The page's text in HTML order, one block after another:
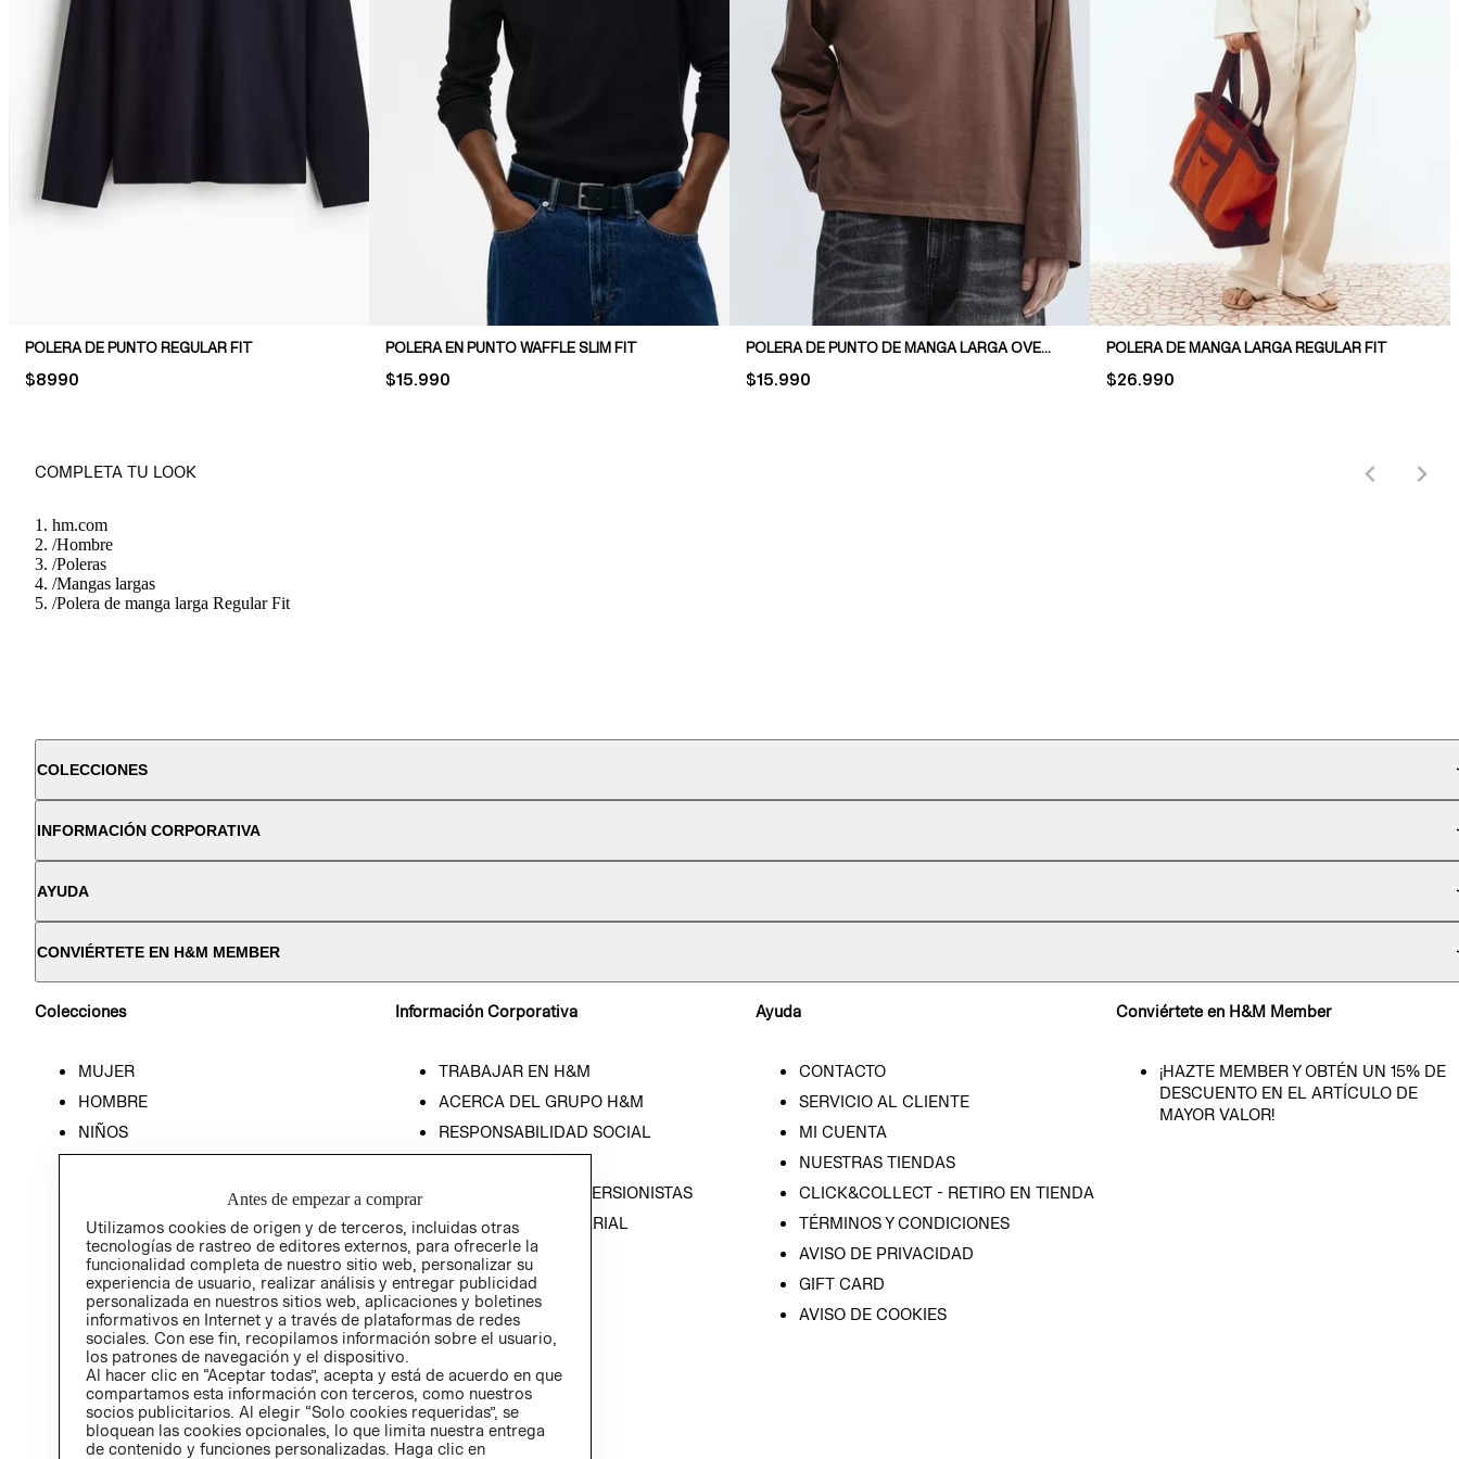
POLERA DE PUNTO REGULAR FIT
PRICE:
$8990
POLERA EN PUNTO WAFFLE SLIM FIT
PRICE:
$15.990
POLERA DE PUNTO DE MANGA LARGA OVERSIZED FIT
PRICE:
$15.990
POLERA DE MANGA LARGA REGULAR FIT
PRICE:
$26.990
COMPLETA TU LOOK
hm.com
/Hombre
/Poleras
/Mangas largas
/Polera de manga larga Regular Fit
COLECCIONES
INFORMACIÓN CORPORATIVA
AYUDA
CONVIÉRTETE EN H&M MEMBER
Colecciones
MUJER
HOMBRE
NIÑOS
Información Corporativa
TRABAJAR EN H&M
ACERCA DEL GRUPO H&M
RESPONSABILIDAD SOCIAL
RELACIÓN CON INVERSIONISTAS
POLÍTICA EMPRESARIAL
Ayuda
CONTACTO
SERVICIO AL CLIENTE
MI CUENTA
NUESTRAS TIENDAS
CLICK&COLLECT - RETIRO EN TIENDA
TÉRMINOS Y CONDICIONES
AVISO DE PRIVACIDAD
GIFT CARD
AVISO DE COOKIES
Conviértete en H&M Member
¡HAZTE MEMBER Y OBTÉN UN 15% DE
DESCUENTO EN EL ARTÍCULO DE
MAYOR VALOR!
Antes de empezar a comprar
Utilizamos cookies de origen y de terceros, incluidas otras
tecnologías de rastreo de editores externos, para ofrecerle la
funcionalidad completa de nuestro sitio web, personalizar su
experiencia de usuario, realizar análisis y entregar publicidad
personalizada en nuestros sitios web, aplicaciones y boletines
informativos en Internet y a través de plataformas de redes
sociales. Con ese fin, recopilamos información sobre el usuario,
los patrones de navegación y el dispositivo.
Al hacer clic en “Aceptar todas”, acepta y está de acuerdo en que
compartamos esta información con terceros, como nuestros
socios publicitarios. Al elegir “Solo cookies requeridas”, se
bloquean las cookies opcionales, lo que limita nuestra entrega
de contenido y funciones personalizadas. Haga clic en